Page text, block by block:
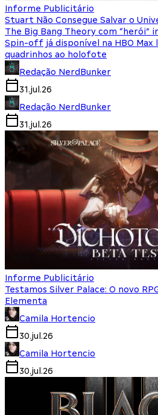
Informe Publicitário
Stuart Não Consegue Salvar o
The Big Bang Theory com “herói”
Spin-off já disponível na HBO Max
quadrinhos ao holofote
Redação NerdBunker
31.jul.26
Redação NerdBunker
31.jul.26
Informe Publicitário
Testamos Silver Palace: O novo
Elementa
Camila Hortencio
30.jul.26
Camila Hortencio
30.jul.26